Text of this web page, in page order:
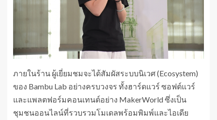
ภายในร้าน ผู้เยี่ยมชมจะได้สัมผัสระบบนิเวศ (Ecosystem)
ของ Bambu Lab อย่างครบวงจร ทั้งฮาร์ดแวร์ ซอฟต์แวร์
และแพลตฟอร์มคอนเทนต์อย่าง MakerWorld ซึ่งเป็น
ชุมชนออนไลน์ที่รวบรวมโมเดลพร้อมพิมพ์และไอเดีย